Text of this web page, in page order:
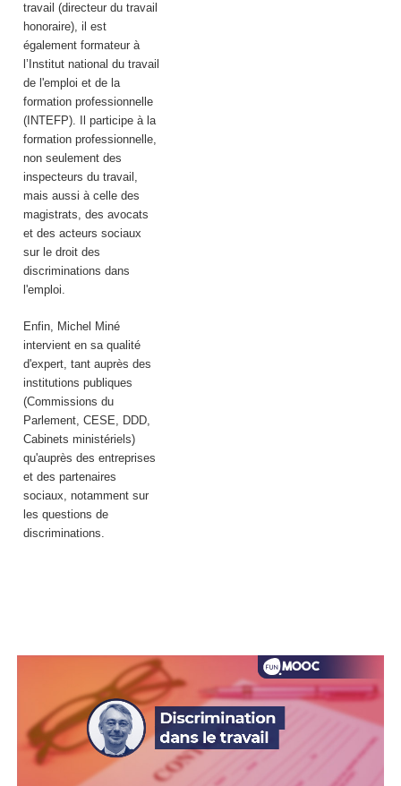
travail (directeur du travail
honoraire), il est
également formateur à
l’Institut national du travail
de l'emploi et de la
formation professionnelle
(INTEFP). Il participe à la
formation professionnelle,
non seulement des
inspecteurs du travail,
mais aussi à celle des
magistrats, des avocats
et des acteurs sociaux
sur le droit des
discriminations dans
l'emploi.
Enfin, Michel Miné
intervient en sa qualité
d'expert, tant auprès des
institutions publiques
(Commissions du
Parlement, CESE, DDD,
Cabinets ministériels)
qu'auprès des entreprises
et des partenaires
sociaux, notamment sur
les questions de
discriminations.